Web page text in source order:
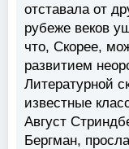
отставала от
рубеже веков
что, Скорее,
развитием
Литературной
известные
Август
Бергман,